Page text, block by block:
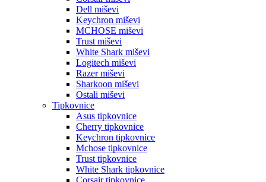
Dell miševi
Keychron miševi
MCHOSE miševi
Trust miševi
White Shark miševi
Logitech miševi
Razer miševi
Sharkoon miševi
Ostali miševi
Tipkovnice
Asus tipkovnice
Cherry tipkovnice
Keychron tipkovnice
Mchose tipkovnice
Trust tipkovnice
White Shark tipkovnice
Corsair tipkovnice